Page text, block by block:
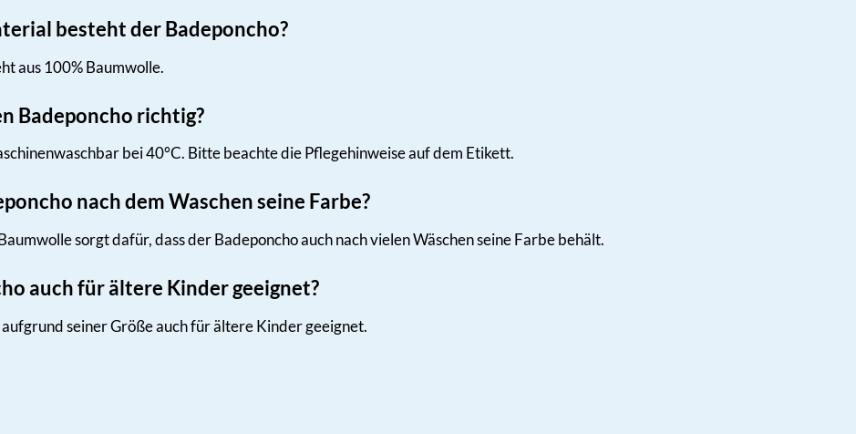
besteht der Badeponcho?
aus 100% Baumwolle.
Badeponcho richtig?
bei 40°C. Bitte beachte die Pflegehinweise auf dem Etikett.
nach dem Waschen seine Farbe?
sorgt dafür, dass der Badeponcho auch nach vielen Wäschen seine Farbe behält.
auch für ältere Kinder geeignet?
seiner Größe auch für ältere Kinder geeignet.